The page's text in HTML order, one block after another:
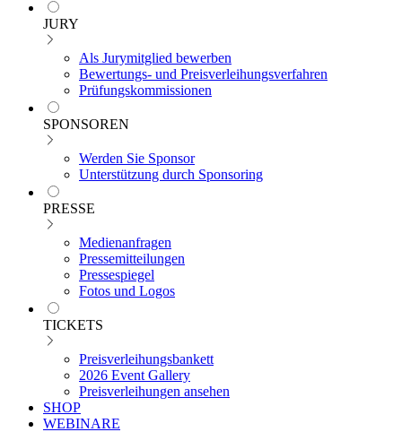
JURY
Als Jurymitglied bewerben
Bewertungs- und Preisverleihungsverfahren
Prüfungskommissionen
SPONSOREN
Werden Sie Sponsor
Unterstützung durch Sponsoring
PRESSE
Medienanfragen
Pressemitteilungen
Pressespiegel
Fotos und Logos
TICKETS
Preisverleihungsbankett
2026 Event Gallery
Preisverleihungen ansehen
SHOP
WEBINARE